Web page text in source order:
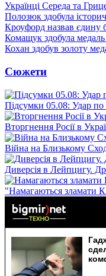
Українці Середа та
Полозюк здобула
Кроуфорд назвав єдину
Комащук здобула
Кохан здобув золоту
Сюжети
Підсумки 05.08: Удар по
Вторгнення Росії в
Війна на Близькому
Диверсія в Лейпцигу.
"Намагаються зламати